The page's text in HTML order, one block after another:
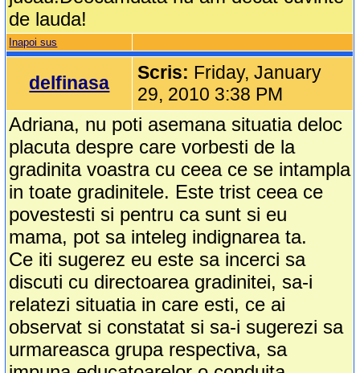
de lauda!
Inapoi sus
delfinasa Scris: Friday, January
29, 2010 3:38 PM
Adriana, nu poti asemana situatia deloc
placuta despre care vorbesti de la
gradinita voastra cu ceea ce se intampla
in toate gradinitele. Este trist ceea ce
povestesti si pentru ca sunt si eu
mama, pot sa inteleg indignarea ta.
Ce iti sugerez eu este sa incerci sa
discuti cu directoarea gradinitei, sa-i
relatezi situatia in care esti, ce ai
observat si constatat si sa-i sugerezi sa
urmareasca grupa respectiva, sa